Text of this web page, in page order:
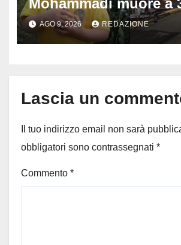
dopo 72 ore di agonia:
stato travolto da
AGO 9, 2026 REDAZIONE
Lascia un
Il tuo indirizzo email non sarà
obbligatori sono contrassegnati *
Commento *